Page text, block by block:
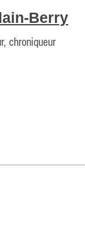
Berry
chroniqueur